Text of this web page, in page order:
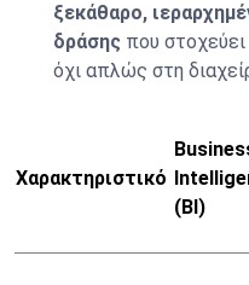
ξεκάθαρο,
δράσης που στοχεύει
όχι απλώς στη
Χαρακτηριστικό
(BI)